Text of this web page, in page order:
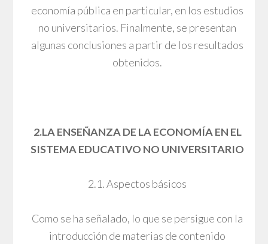
economía pública en particular, en los estudios
no universitarios. Finalmente, se presentan
algunas conclusiones a partir de los resultados
obtenidos.
2.LA ENSEÑANZA DE LA ECONOMÍA EN EL
SISTEMA EDUCATIVO NO UNIVERSITARIO
2.1. Aspectos básicos
Como se ha señalado, lo que se persigue con la
introducción de materias de contenido